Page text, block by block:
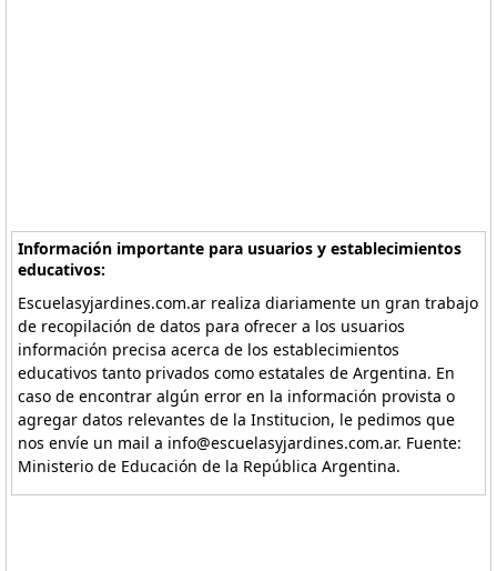
Información importante para usuarios y establecimientos
educativos:
Escuelasyjardines.com.ar realiza diariamente un gran trabajo
de recopilación de datos para ofrecer a los usuarios
información precisa acerca de los establecimientos
educativos tanto privados como estatales de Argentina. En
caso de encontrar algún error en la información provista o
agregar datos relevantes de la Institucion, le pedimos que
nos envíe un mail a info@escuelasyjardines.com.ar. Fuente:
Ministerio de Educación de la República Argentina.